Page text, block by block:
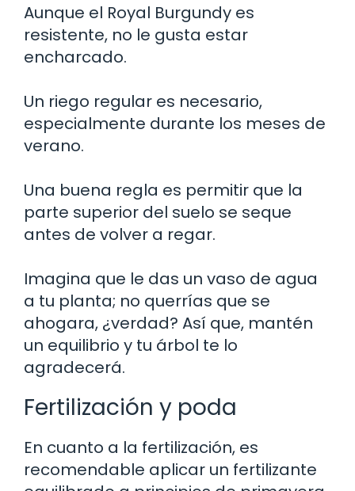
Aunque el Royal Burgundy es
resistente, no le gusta estar
encharcado.
Un riego regular es necesario,
especialmente durante los meses de
verano.
Una buena regla es permitir que la
parte superior del suelo se seque
antes de volver a regar.
Imagina que le das un vaso de agua
a tu planta; no querrías que se
ahogara, ¿verdad? Así que, mantén
un equilibrio y tu árbol te lo
agradecerá.
Fertilización y poda
En cuanto a la fertilización, es
recomendable aplicar un fertilizante